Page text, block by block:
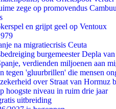
zege op promovendus
en grijpt geel op Ventoux
na migratiecrisis Ceuta
burgemeester Depla
verdienden miljoenen aan
'gluurbrillen' die mensen
over Straat van Hormuz
hoogste niveau in ruim drie jaar
uitbreiding